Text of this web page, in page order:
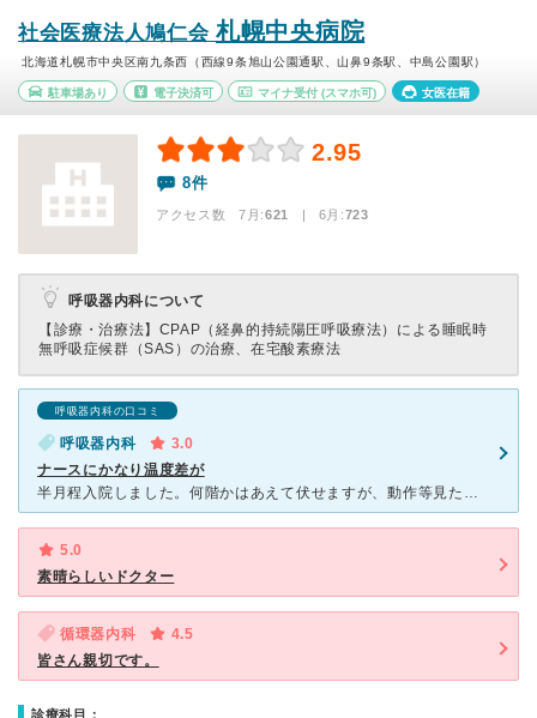
社会医療法人鳩仁会 札幌中央病院
北海道札幌市中央区南九条西（西線9条旭山公園通駅、山鼻9条駅、中島公園駅）
駐車場あり 電子決済可 マイナ受付 (スマホ可) 女医在籍
2.95
8件
アクセス数 7月:621 | 6月:723
呼吸器内科について
【診療・治療法】 CPAP（経鼻的持続陽圧呼吸療法）による睡眠時
無呼吸症候群（SAS）の治療、在宅酸素療法
呼吸器内科の口コミ
呼吸器内科
3.0
ナースにかなり温度差が
半月程入院しました。何階かはあえて伏せますが、動作等見た感じ新人プラスアルファという印象でした。投薬は忘れる。他の人の薬を間違えて持ってきて気づかず立ち去る。夜中３時頃長々と患者と通常の声で話して安眠
5.0
素晴らしいドクター
循環器内科
4.5
皆さん親切です。
診療科目：